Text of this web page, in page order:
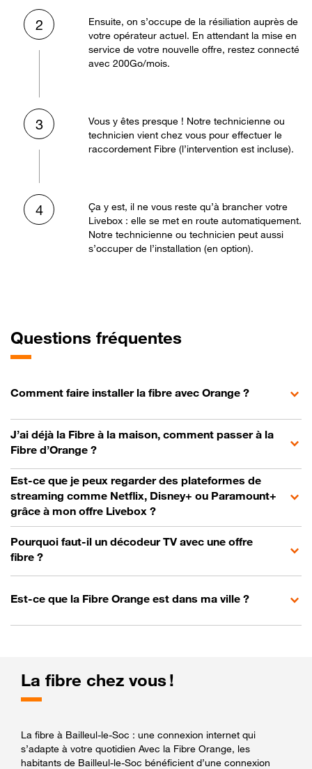
2
Ensuite, on s’occupe de la résiliation auprès de
votre opérateur actuel. En attendant la mise en
service de votre nouvelle offre, restez connecté
avec 200Go/mois.
3
Vous y êtes presque ! Notre technicienne ou
technicien vient chez vous pour effectuer le
raccordement Fibre (l’intervention est incluse).
4
Ça y est, il ne vous reste qu’à brancher votre
Livebox : elle se met en route automatiquement.
Notre technicienne ou technicien peut aussi
s’occuper de l’installation (en option).
Questions fréquentes
Comment faire installer la fibre avec Orange ?
J’ai déjà la Fibre à la maison, comment passer à la
Fibre d’Orange ?
Est-ce que je peux regarder des plateformes de
streaming comme Netflix, Disney+ ou Paramount+
grâce à mon offre Livebox ?
Pourquoi faut-il un décodeur TV avec une offre
fibre ?
Est-ce que la Fibre Orange est dans ma ville ?
La fibre chez vous !
La fibre à Bailleul-le-Soc : une connexion internet qui
s’adapte à votre quotidien Avec la Fibre Orange, les
habitants de Bailleul-le-Soc bénéficient d’une connexion